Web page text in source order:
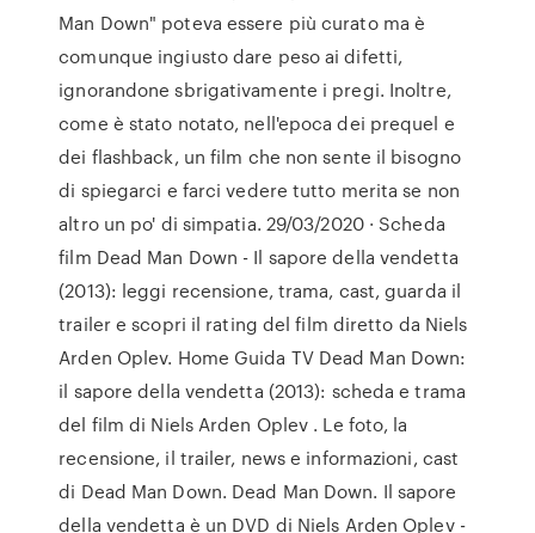
Man Down" poteva essere più curato ma è
comunque ingiusto dare peso ai difetti,
ignorandone sbrigativamente i pregi. Inoltre,
come è stato notato, nell'epoca dei prequel e
dei flashback, un film che non sente il bisogno
di spiegarci e farci vedere tutto merita se non
altro un po' di simpatia. 29/03/2020 · Scheda
film Dead Man Down - Il sapore della vendetta
(2013): leggi recensione, trama, cast, guarda il
trailer e scopri il rating del film diretto da Niels
Arden Oplev. Home Guida TV Dead Man Down:
il sapore della vendetta (2013): scheda e trama
del film di Niels Arden Oplev . Le foto, la
recensione, il trailer, news e informazioni, cast
di Dead Man Down. Dead Man Down. Il sapore
della vendetta è un DVD di Niels Arden Oplev -